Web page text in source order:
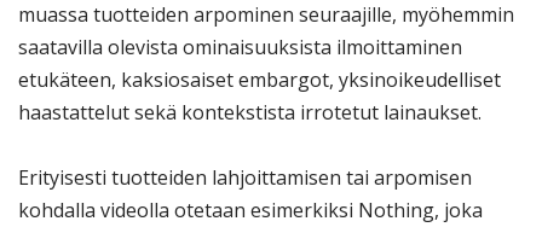
muassa tuotteiden arpominen seuraajille, myöhemmin
saatavilla olevista ominaisuuksista ilmoittaminen
etukäteen, kaksiosaiset embargot, yksinoikeudelliset
haastattelut sekä kontekstista irrotetut lainaukset.
Erityisesti tuotteiden lahjoittamisen tai arpomisen
kohdalla videolla otetaan esimerkiksi Nothing, joka